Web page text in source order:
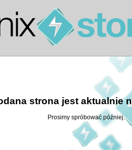
strona jest aktualnie
Prosimy spróbować później.